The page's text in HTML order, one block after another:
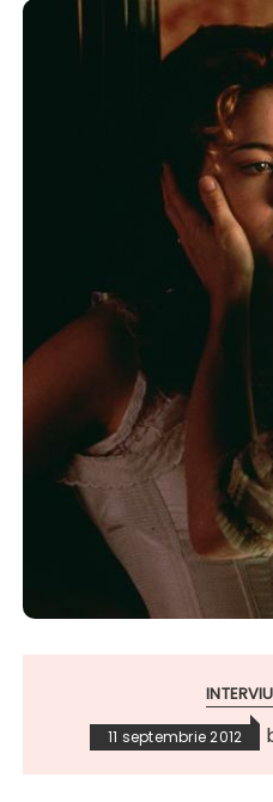
11 septembrie 2012